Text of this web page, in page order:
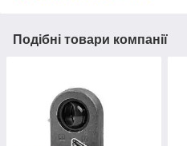
Подібні товари компанії